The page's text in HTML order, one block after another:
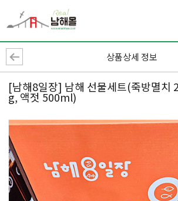
상품상세 정보
[남해8일장] 남해 선물세트(죽방멸치
g, 액젓 500ml)